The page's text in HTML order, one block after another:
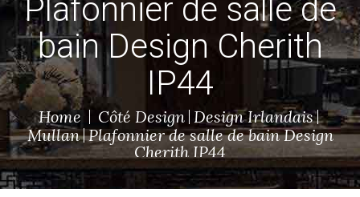
Plafonnier de salle de
bain Design Cherith
IP44
Home Côté Design Design Irlandais
Mullan Plafonnier de salle de bain Design
Cherith IP44